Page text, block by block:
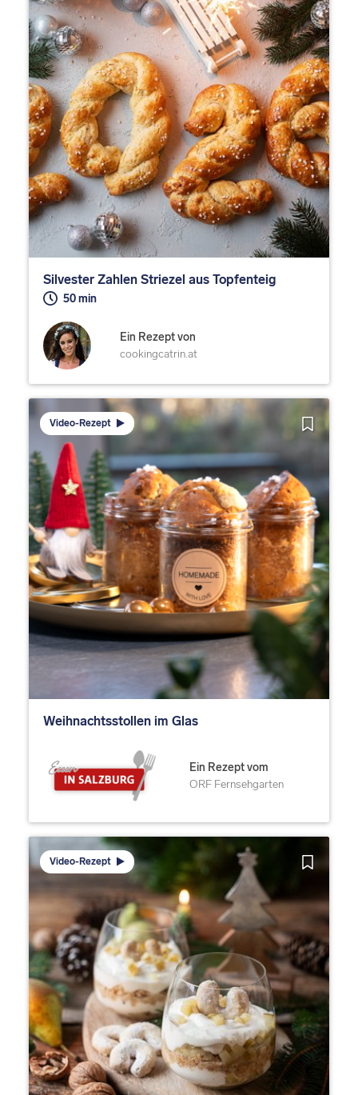
Silvester Zahlen Striezel aus Topfenteig
50 min
Ein Rezept von
cookingcatrin.at
Video-Rezept
Weihnachtsstollen im Glas
Ein Rezept vom
ORF Fernsehgarten
Video-Rezept